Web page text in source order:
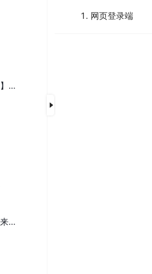
一、登录【星未来】平台
五、星动力、星未来融合指标配置
1. 网页登录端